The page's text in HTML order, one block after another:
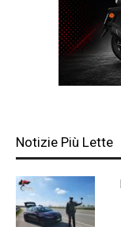
Notizie Più Lette